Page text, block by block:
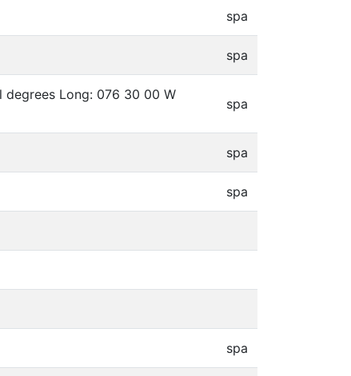
spa
spa
degrees Long: 076 30 00 W
spa
spa
spa
spa